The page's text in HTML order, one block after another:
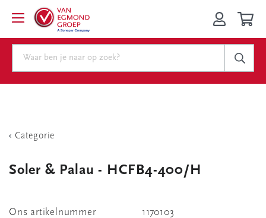
Categorie
Soler & Palau - HCFB4-400/H
Ons artikelnummer
1170103